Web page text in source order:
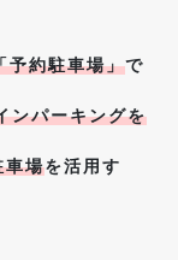
予約駐車場」で
ンパーキングを
車場を活用す